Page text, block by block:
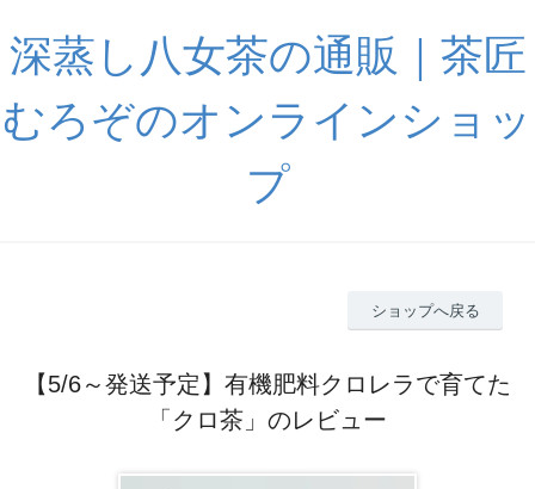
深蒸し八女茶の通販｜茶匠
むろぞのオンラインショッ
プ
ショップへ戻る
【5/6～発送予定】有機肥料クロレラで育てた
「クロ茶」のレビュー